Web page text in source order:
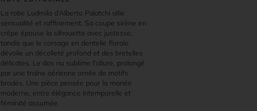
La robe Ludmila d’Alberto Palatchi allie
sensualité et raffinement. Sa coupe sirène en
crêpe épouse la silhouette avec justesse,
tandis que le corsage en dentelle florale
dévoile un décolleté profond et des bretelles
délicates. Le dos nu sublime l’allure, prolongé
par une traîne aérienne ornée de motifs
brodés. Une pièce pensée pour la mariée
moderne, entre élégance intemporelle et
féminité assumée.